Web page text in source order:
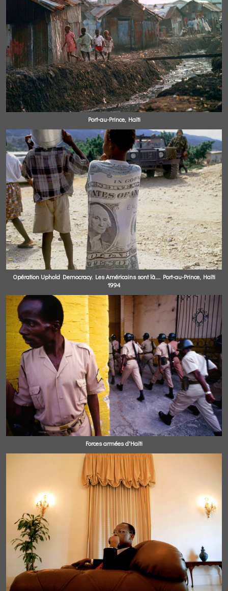
Port-au-Prince, Haïti
Opération Uphold Democracy. Les Américains sont là..... Port-au-Prince, Haïti
1994
Forces armées d'Haïti